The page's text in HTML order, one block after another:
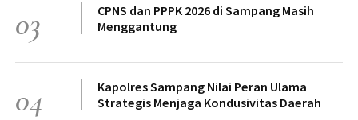
03
CPNS dan PPPK 2026 di Sampang Masih
Menggantung
04
Kapolres Sampang Nilai Peran Ulama
Strategis Menjaga Kondusivitas Daerah